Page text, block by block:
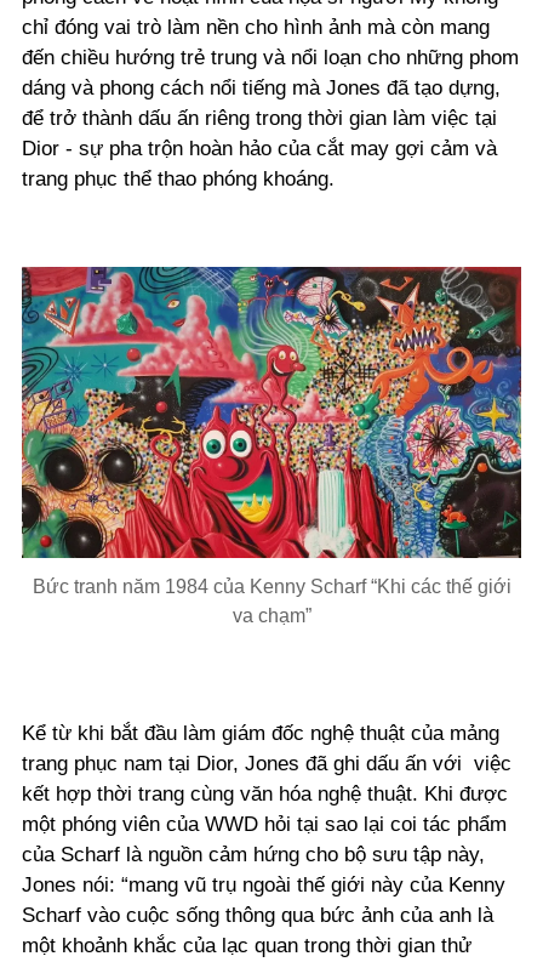
chỉ đóng vai trò làm nền cho hình ảnh mà còn mang
đến chiều hướng trẻ trung và nổi loạn cho những phom
dáng và phong cách nổi tiếng mà Jones đã tạo dựng,
để trở thành dấu ấn riêng trong thời gian làm việc tại
Dior - sự pha trộn hoàn hảo của cắt may gợi cảm và
trang phục thể thao phóng khoáng.
Bức tranh năm 1984 của Kenny Scharf “Khi các thế giới
va chạm”
Kể từ khi bắt đầu làm giám đốc nghệ thuật của mảng
trang phục nam tại Dior, Jones đã ghi dấu ấn với việc
kết hợp thời trang cùng văn hóa nghệ thuật. Khi được
một phóng viên của WWD hỏi tại sao lại coi tác phẩm
của Scharf là ​​nguồn cảm hứng cho bộ sưu tập này,
Jones nói: “mang vũ trụ ngoài thế giới này của Kenny
Scharf vào cuộc sống thông qua bức ảnh của anh là
một khoảnh khắc của lạc quan trong thời gian thử